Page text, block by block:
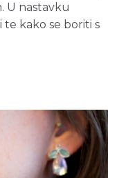
U nastavku
kako se boriti s